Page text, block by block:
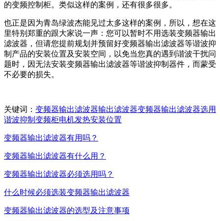
的变频控制柜。类似这样的案例，还有很多很多。
也正是因为青岛绿波杰能见过太多这样的案例，所以，想在这
里特别郑重的跟大家说一声：您可以暂时不用选装变频器输出
滤波器，但请您提前规划并预留好变频器输出滤波器等谐波抑
制产品的安装位置及安装空间，以免当您真的遇到谐波干扰问
题时，因无法安装变频器输出滤波器等谐波抑制器件，而蒙受
不必要的损失。
关键词： 变频器输出滤波器输出滤波器变频器输出滤波器选用
谐波抑制 变频柜电机发热安装位置
变频器输出滤波器有用吗？
变频器输出滤波器有什么用？
变频器输出滤波器必须选用吗？
什么时候必须选装变频器输出滤波器
变频器输出滤波器的选型及注意事项